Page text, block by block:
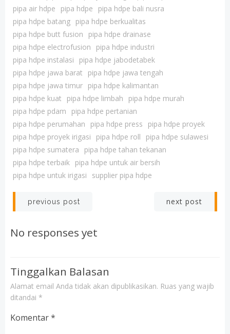
pipa air hdpe
pipa hdpe
pipa hdpe bali nusra
pipa hdpe batang pipa hdpe berkualitas
pipa hdpe butt fusion
pipa hdpe drainase
pipa hdpe electrofusion
pipa hdpe industri
pipa hdpe instalasi
pipa hdpe jabodetabek
pipa hdpe jawa barat
pipa hdpe jawa tengah
pipa hdpe jawa timur pipa hdpe kalimantan
pipa hdpe kuat
pipa hdpe limbah
pipa hdpe murah
pipa hdpe pdam
pipa hdpe pertanian
pipa hdpe perumahan
pipa hdpe press
pipa hdpe proyek
pipa hdpe proyek irigasi
pipa hdpe roll
pipa hdpe sulawesi
pipa hdpe sumatera
pipa hdpe tahan tekanan
pipa hdpe terbaik pipa hdpe untuk air bersih
pipa hdpe untuk irigasi
supplier pipa hdpe
Post
navigation
previous post next post
No responses yet
Tinggalkan Balasan
Alamat email Anda tidak akan dipublikasikan. Ruas yang wajib
ditandai *
Komentar*